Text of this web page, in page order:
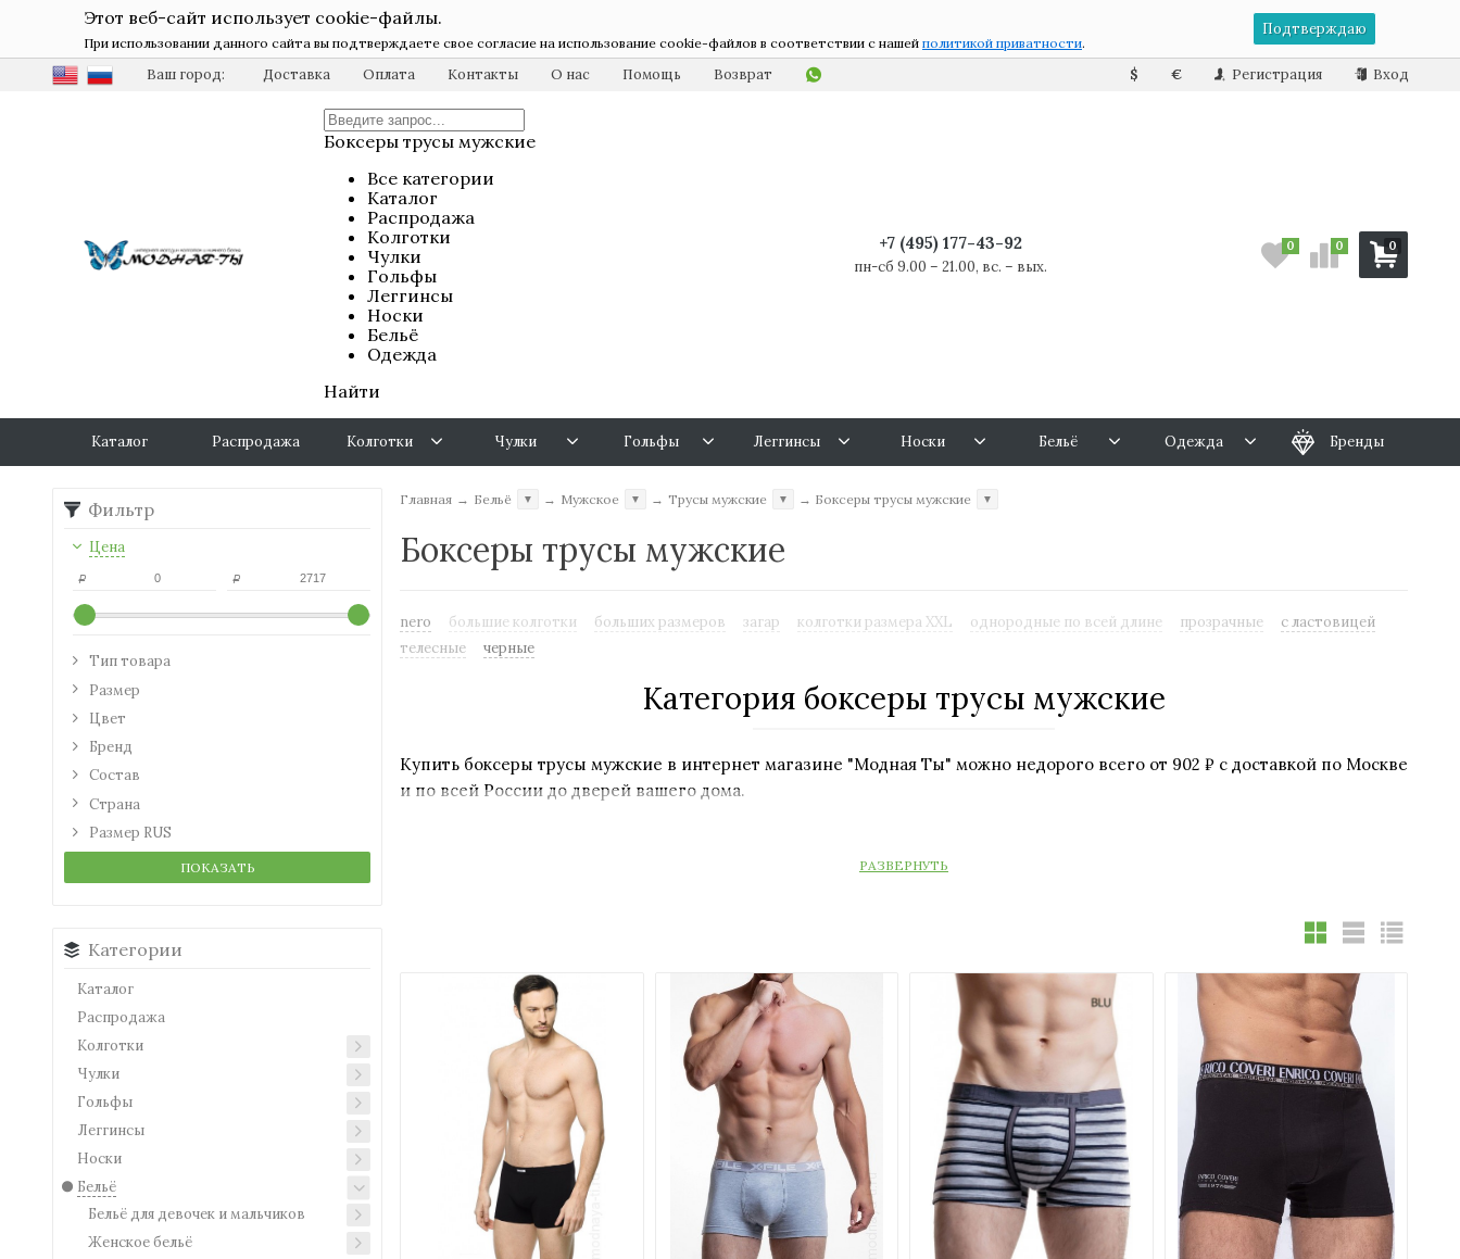
Этот веб-сайт использует cookie-файлы.
При использовании данного сайта вы подтверждаете свое согласие на использование cookie-файлов в соответствии с нашей политикой приватности.
Подтверждаю
Ваш город: Доставка Оплата Контакты О нас Помощь Возврат $ € Регистрация Вход
Боксеры трусы мужские
Все категории
Каталог
Распродажа
Колготки
Чулки
Гольфы
Леггинсы
Носки
Бельё
Одежда
Найти
+7 (495) 177-43-92
пн-сб 9.00 – 21.00, вс. – вых.
0
0 0
Каталог Распродажа Колготки Чулки Гольфы Леггинсы Носки Бельё Одежда Бренды
Фильтр
Цена
Р Р
Тип товара
Размер
Цвет
Бренд
Состав
Страна
Размер RUS
ПОКАЗАТЬ
Категории
Каталог
Распродажа
Колготки
Чулки
Гольфы
Леггинсы
Носки
Бельё
Бельё для девочек и мальчиков
Женское бельё
Главная → Бельё ▼ → Мужское ▼ → Трусы мужские ▼ → Боксеры трусы мужские ▼
Боксеры трусы мужские
nero большие колготки больших размеров загар колготки размера XXL однородные по всей длине прозрачные
с ластовицей
телесные
черные
Категория боксеры трусы мужские
Купить боксеры трусы мужские в интернет магазине "Модная Ты" можно недорого всего от 902 ₽ с доставкой по Москве
и по всей России до дверей вашего дома.
Оплачивайте покупку и буквально уже в течение 4 часов* вы можете получить ваш заказ.
В нашем интернет магазине "Модная Ты" вы можете произвести оплату как онлайн картой через платежные системы, а
Оплата
Помочь выбрать цвет или узнать какой размер выбранной марки вам подойдет лучше всего можно в разделеПомощь
Обратите внимание, что сумма минимального заказа у нас всего 1000 рублей.
Если вам все-таки не удалось найти нужный товар, то свяжитесь с нами любым удобным способом через страницу
Контакты
*Более подробную информацию о доставке в ваш регион уточняйте на страницеДоставка
РАЗВЕРНУТЬ